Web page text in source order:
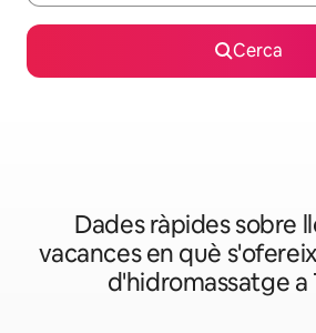
Cerca
Dades ràpides sobre
vacances en què
d'hidromassatge a